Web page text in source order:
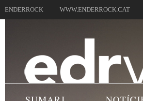
ENDERROCK WWW.ENDERROCK.CAT